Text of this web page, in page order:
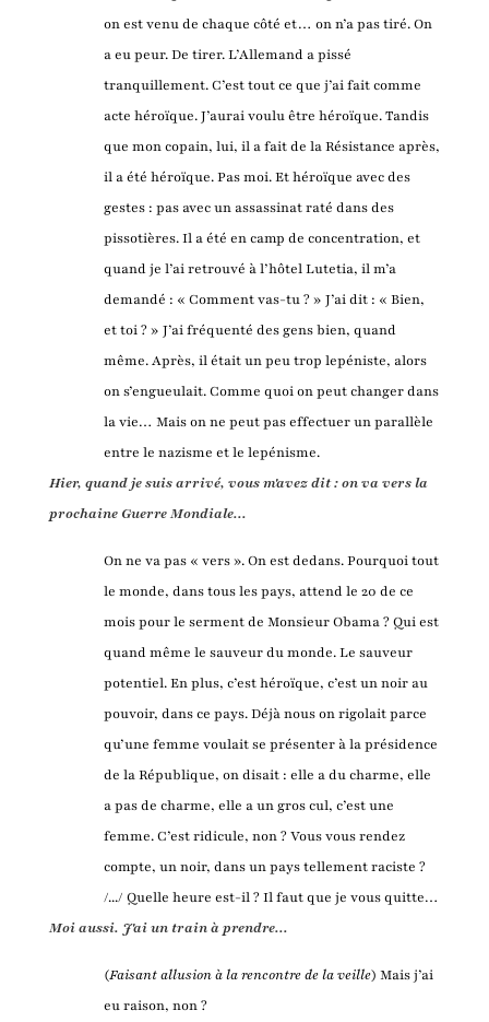
on est venu de chaque côté et… on n’a pas tiré. On
a eu peur. De tirer. L’Allemand a pissé
tranquillement. C’est tout ce que j’ai fait comme
acte héroïque. J’aurai voulu être héroïque. Tandis
que mon copain, lui, il a fait de la Résistance après,
il a été héroïque. Pas moi. Et héroïque avec des
gestes : pas avec un assassinat raté dans des
pissotières. Il a été en camp de concentration, et
quand je l’ai retrouvé à l’hôtel Lutetia, il m’a
demandé : « Comment vas-tu ? » J’ai dit : « Bien,
et toi ? » J’ai fréquenté des gens bien, quand
même. Après, il était un peu trop lepéniste, alors
on s’engueulait. Comme quoi on peut changer dans
la vie… Mais on ne peut pas effectuer un parallèle
entre le nazisme et le lepénisme.
Hier, quand je suis arrivé, vous m'avez dit : on va vers la
prochaine Guerre Mondiale...
On ne va pas « vers ». On est dedans. Pourquoi tout
le monde, dans tous les pays, attend le 20 de ce
mois pour le serment de Monsieur Obama ? Qui est
quand même le sauveur du monde. Le sauveur
potentiel. En plus, c’est héroïque, c’est un noir au
pouvoir, dans ce pays. Déjà nous on rigolait parce
qu’une femme voulait se présenter à la présidence
de la République, on disait : elle a du charme, elle
a pas de charme, elle a un gros cul, c’est une
femme. C’est ridicule, non ? Vous vous rendez
compte, un noir, dans un pays tellement raciste ?
/.../ Quelle heure est-il ? Il faut que je vous quitte…
Moi aussi. J'ai un train à prendre...
(Faisant allusion à la rencontre de la veille) Mais j’ai
eu raison, non ?